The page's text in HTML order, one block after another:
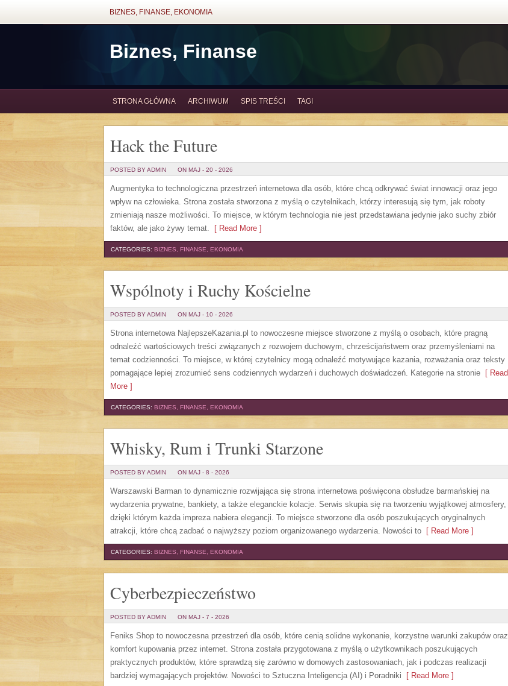
BIZNES, FINANSE, EKONOMIA
Biznes, Finanse
STRONA GŁÓWNA ARCHIWUM SPIS TREŚCI TAGI
Hack the Future
POSTED BY ADMIN ON MAJ - 20 - 2026
Augmentyka to technologiczna przestrzeń internetowa dla osób, które chcą odkrywać świat innowacji oraz jego
wpływ na człowieka. Strona została stworzona z myślą o czytelnikach, którzy interesują się tym, jak roboty
zmieniają nasze możliwości. To miejsce, w którym technologia nie jest przedstawiana jedynie jako suchy zbiór
faktów, ale jako żywy temat. [ Read More ]
CATEGORIES: BIZNES, FINANSE, EKONOMIA
Wspólnoty i Ruchy Kościelne
POSTED BY ADMIN ON MAJ - 10 - 2026
Strona internetowa NajlepszeKazania.pl to nowoczesne miejsce stworzone z myślą o osobach, które pragną
odnaleźć wartościowych treści związanych z rozwojem duchowym, chrześcijaństwem oraz przemyśleniami na
temat codzienności. To miejsce, w której czytelnicy mogą odnaleźć motywujące kazania, rozważania oraz teksty
pomagające lepiej zrozumieć sens codziennych wydarzeń i duchowych doświadczeń. Kategorie na stronie [ Read
More ]
CATEGORIES: BIZNES, FINANSE, EKONOMIA
Whisky, Rum i Trunki Starzone
POSTED BY ADMIN ON MAJ - 8 - 2026
Warszawski Barman to dynamicznie rozwijająca się strona internetowa poświęcona obsłudze barmańskiej na
wydarzenia prywatne, bankiety, a także eleganckie kolacje. Serwis skupia się na tworzeniu wyjątkowej atmosfery,
dzięki którym każda impreza nabiera elegancji. To miejsce stworzone dla osób poszukujących oryginalnych
atrakcji, które chcą zadbać o najwyższy poziom organizowanego wydarzenia. Nowości to [ Read More ]
CATEGORIES: BIZNES, FINANSE, EKONOMIA
Cyberbezpieczeństwo
POSTED BY ADMIN ON MAJ - 7 - 2026
Feniks Shop to nowoczesna przestrzeń dla osób, które cenią solidne wykonanie, korzystne warunki zakupów oraz
komfort kupowania przez internet. Strona została przygotowana z myślą o użytkownikach poszukujących
praktycznych produktów, które sprawdzą się zarówno w domowych zastosowaniach, jak i podczas realizacji
bardziej wymagających projektów. Nowości to Sztuczna Inteligencja (AI) i Poradniki [ Read More ]